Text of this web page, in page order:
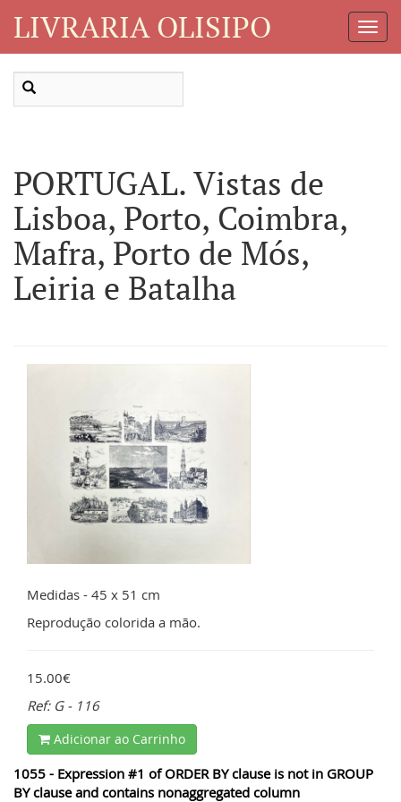
LIVRARIA OLISIPO
PORTUGAL. Vistas de
Lisboa, Porto, Coimbra,
Mafra, Porto de Mós,
Leiria e Batalha
Medidas - 45 x 51 cm
Reprodução colorida a mão.
15.00€
Ref: G - 116
Adicionar ao Carrinho
1055 - Expression #1 of ORDER BY clause is not in GROUP
BY clause and contains nonaggregated column